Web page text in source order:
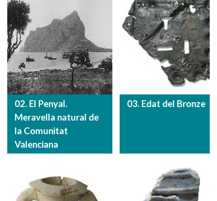
02. El Penyal.
Meravella natural de
la Comunitat
Valenciana
03. Edat del Bronze